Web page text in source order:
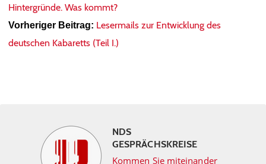
Hintergründe. Was kommt?
Vorheriger Beitrag: Lesermails zur Entwicklung des
deutschen Kabaretts (Teil I.)
NDS
GESPRÄCHSKREISE
Kommen Sie miteinander